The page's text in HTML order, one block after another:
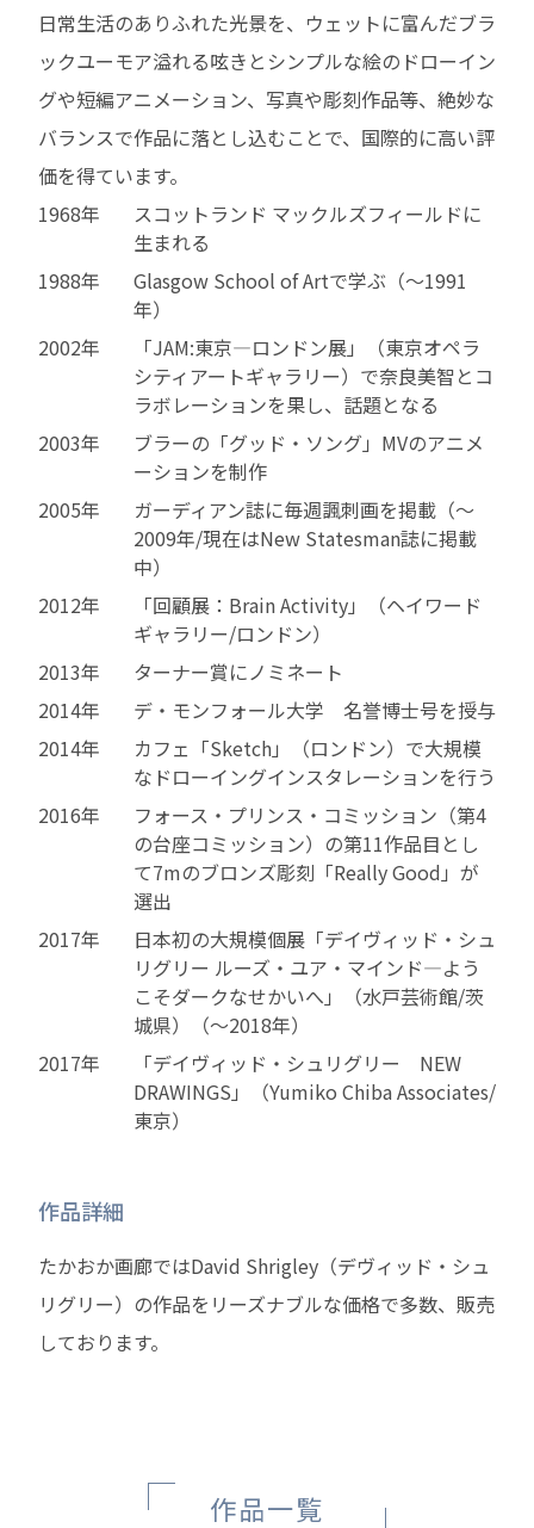
日常生活のありふれた光景を、ウェットに富んだブラ
ックユーモア溢れる呟きとシンプルな絵のドローイン
グや短編アニメーション、写真や彫刻作品等、絶妙な
バランスで作品に落とし込むことで、国際的に高い評
価を得ています。
1968年
スコットランド マックルズフィールドに
生まれる
1988年
Glasgow School of Artで学ぶ（～1991
年）
2002年
「JAM:東京—ロンドン展」（東京オペラ
シティアートギャラリー）で奈良美智とコ
ラボレーションを果し、話題となる
2003年
ブラーの「グッド・ソング」MVのアニメ
ーションを制作
2005年
ガーディアン誌に毎週諷刺画を掲載（～
2009年/現在はNew Statesman誌に掲載
中）
2012年
「回顧展：Brain Activity」（ヘイワード
ギャラリー/ロンドン）
2013年
ターナー賞にノミネート
2014年
デ・モンフォール大学 名誉博士号を授与
2014年
カフェ「Sketch」（ロンドン）で大規模
なドローイングインスタレーションを行う
2016年
フォース・プリンス・コミッション（第4
の台座コミッション）の第11作品目とし
て7mのブロンズ彫刻「Really Good」が
選出
2017年
日本初の大規模個展「デイヴィッド・シュ
リグリー ルーズ・ユア・マインド―よう
こそダークなせかいへ」（水戸芸術館/茨
城県）（～2018年）
2017年
「デイヴィッド・シュリグリー NEW
DRAWINGS」（Yumiko Chiba Associates/
東京）
作品詳細
たかおか画廊ではDavid Shrigley（デヴィッド・シュ
リグリー）の作品をリーズナブルな価格で多数、販売
しております。
作品一覧